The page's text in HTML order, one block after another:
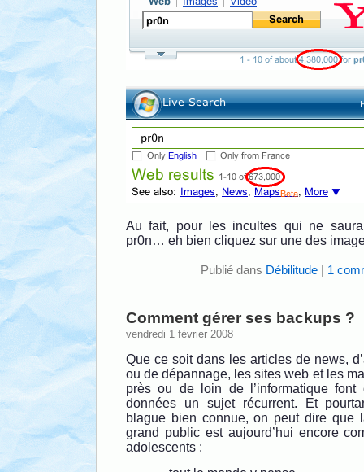
Au fait, pour les incultes qui ne
pr0n… eh bien cliquez sur une des
Publié dans Débilitude | 1
Comment gérer ses backups ?
vendredi 1 février 2008
Que ce soit dans les articles de news,
ou de dépannage, les sites web et les
près ou de loin de l’informatique
données un sujet récurrent. Et
blague bien connue, on peut dire que
grand public est aujourd’hui encore
adolescents :